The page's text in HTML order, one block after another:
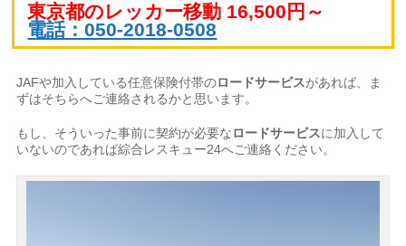
東京都のレッカー移動 16,500円～
電話：050-2018-0508
JAFや加入している任意保険付帯のロードサービスがあれば、ま
ずはそちらへご連絡されるかと思います。
もし、そういった事前に契約が必要なロードサービスに加入して
いないのであれば綜合レスキュー24へご連絡ください。